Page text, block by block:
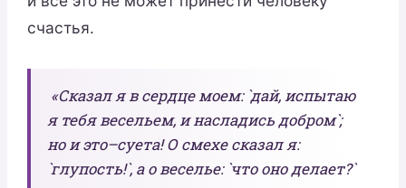
счастья.
«Сказал я в сердце моем: `дай, испытаю
я тебя весельем, и насладись добром`;
но и это–суета! О смехе сказал я:
`глупость!`, а о веселье: `что оно делает?`